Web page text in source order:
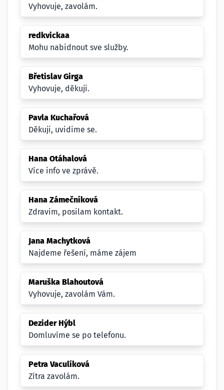
Vyhovuje, zavolám.
redkvickaa
Mohu nabidnout sve služby.
Břetislav Girga
Vyhovuje, děkuji.
Pavla Kuchařová
Děkuji, uvidime se.
Hana Otáhalová
Více info ve zprávě.
Hana Zámečníková
Zdravim, posilam kontakt.
Jana Machytková
Najdeme řešení, máme zájem
Maruška Blahoutová
Vyhovuje, zavolám Vám.
Dezider Hýbl
Domluvíme se po telefonu.
Petra Vaculíková
Zítra zavolám.